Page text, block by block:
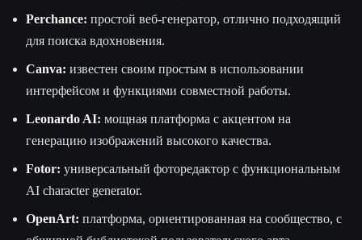
Perchance: простой веб-генератор, отлично подходящий
для поиска вдохновения.
Canva: известен своим простым в использовании
интерфейсом и функциями совместной работы.
Leonardo AI: мощная платформа с акцентом на
генерацию изображений высокого качества.
Fotor: универсальный фоторедактор с функциональным
AI character generator.
OpenArt: платформа, ориентированная на сообщество, с